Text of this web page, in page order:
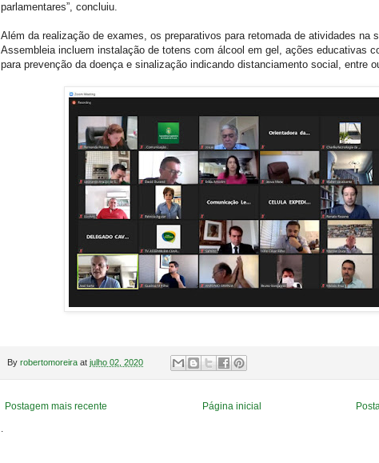
parlamentares”, concluiu.
Além da realização de exames, os preparativos para retomada de atividades na
Assembleia incluem instalação de totens com álcool em gel, ações educativas
para prevenção da doença e sinalização indicando distanciamento social, entre
By robertomoreira at julho 02, 2020
Postagem mais recente
Página inicial
.